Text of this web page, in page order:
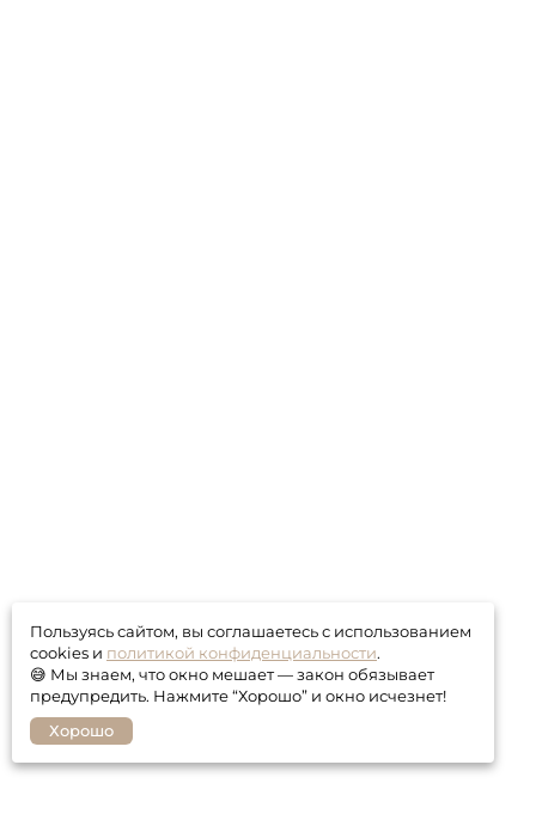
Пользуясь сайтом, вы соглашаетесь с использованием
cookies и политикой конфиденциальности.
😅 Мы знаем, что окно мешает — закон обязывает
предупредить. Нажмите “Хорошо” и окно исчезнет!
Хорошо